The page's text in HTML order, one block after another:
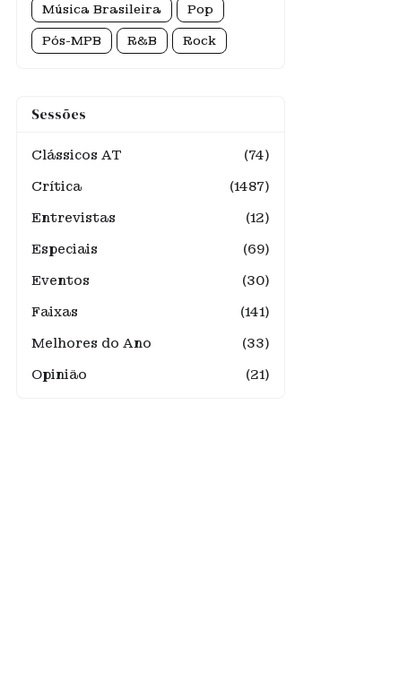
Música Brasileira Pop
Pós-MPB R&B Rock
Sessões
Clássicos AT
(74)
Crítica
(1487)
Entrevistas
(12)
Especiais
(69)
Eventos
(30)
Faixas
(141)
Melhores do Ano
(33)
Opinião
(21)